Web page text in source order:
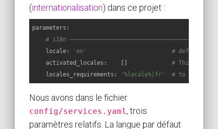
(internationalisation) dans ce projet :
parameters:
# i18n
locale:
'en'
# default
activated_locales:
    []
# This
locales_requirements:
'%locale%|fr' # to inject in
Nous avons dans le fichier
config/services.yaml , trois
paramètres relatifs. La langue par défaut